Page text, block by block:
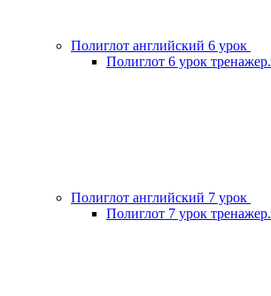
Полиглот английский 6 урок
Полиглот 6 урок тренажер.
Полиглот английский 7 урок
Полиглот 7 урок тренажер.